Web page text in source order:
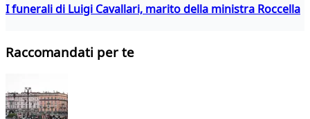
I funerali di Luigi Cavallari, marito della ministra Roccella
Raccomandati per te